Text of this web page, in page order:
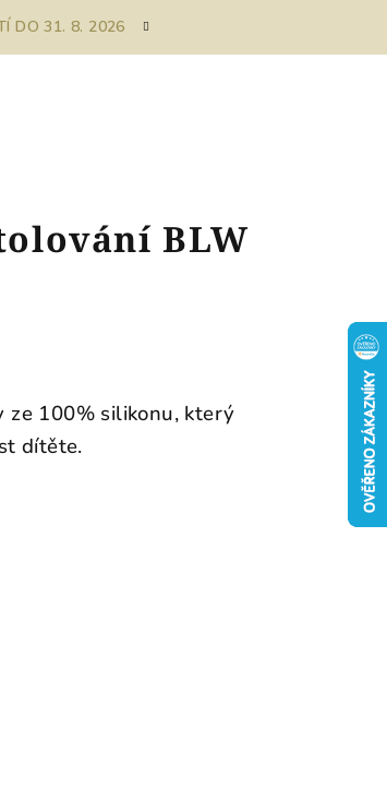
DO 31. 8. 2026
BLW
ze 100% silikonu, který
dítěte.